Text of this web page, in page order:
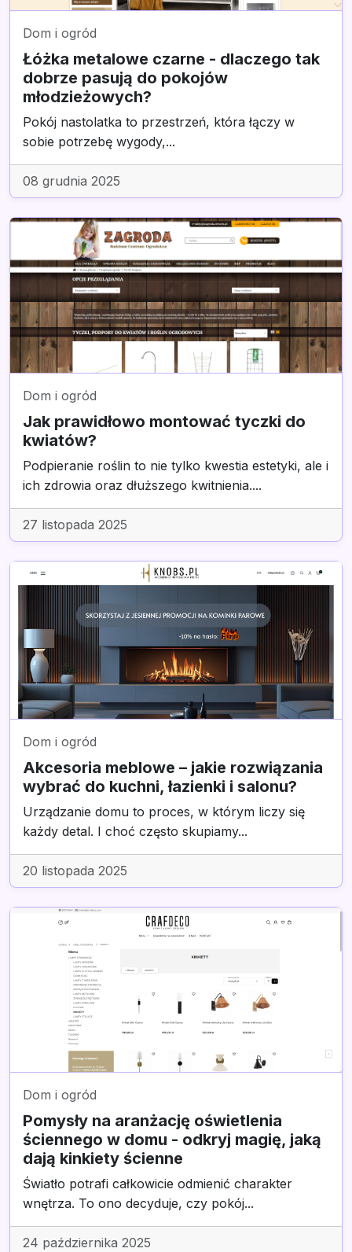
Dom i ogród
Łóżka metalowe czarne - dlaczego tak
dobrze pasują do pokojów
młodzieżowych?
Pokój nastolatka to przestrzeń, która łączy w
sobie potrzebę wygody,...
08 grudnia 2025
Dom i ogród
Jak prawidłowo montować tyczki do
kwiatów?
Podpieranie roślin to nie tylko kwestia estetyki, ale i
ich zdrowia oraz dłuższego kwitnienia....
27 listopada 2025
Dom i ogród
Akcesoria meblowe – jakie rozwiązania
wybrać do kuchni, łazienki i salonu?
Urządzanie domu to proces, w którym liczy się
każdy detal. I choć często skupiamy...
20 listopada 2025
Dom i ogród
Pomysły na aranżację oświetlenia
ściennego w domu - odkryj magię, jaką
dają kinkiety ścienne
Światło potrafi całkowicie odmienić charakter
wnętrza. To ono decyduje, czy pokój...
24 października 2025